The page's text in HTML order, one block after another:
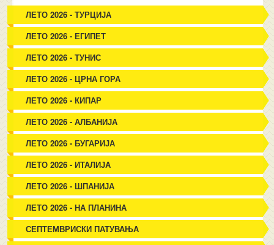
ЛЕТО 2026 - ТУРЦИЈА
ЛЕТО 2026 - ЕГИПЕТ
ЛЕТО 2026 - ТУНИС
ЛЕТО 2026 - ЦРНА ГОРА
ЛЕТО 2026 - КИПАР
ЛЕТО 2026 - АЛБАНИЈА
ЛЕТО 2026 - БУГАРИЈА
ЛЕТО 2026 - ИТАЛИЈА
ЛЕТО 2026 - ШПАНИЈА
ЛЕТО 2026 - НА ПЛАНИНА
СЕПТЕМВРИСКИ ПАТУВАЊА